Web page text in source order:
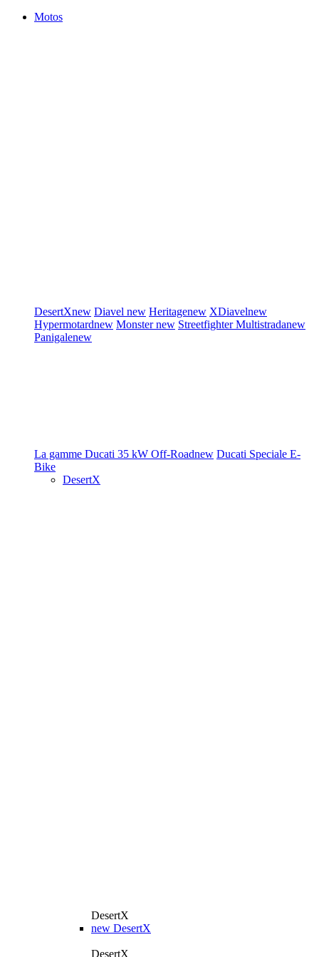
Motos
DesertXnew Diavel new Heritagenew XDiavelnew
Hypermotardnew Monsternew StreetfighterMultistradanew
Panigalenew
La gamme Ducati 35 kW Off-Roadnew Ducati Speciale E-
Bike
DesertX
DesertX
new DesertX
DesertX